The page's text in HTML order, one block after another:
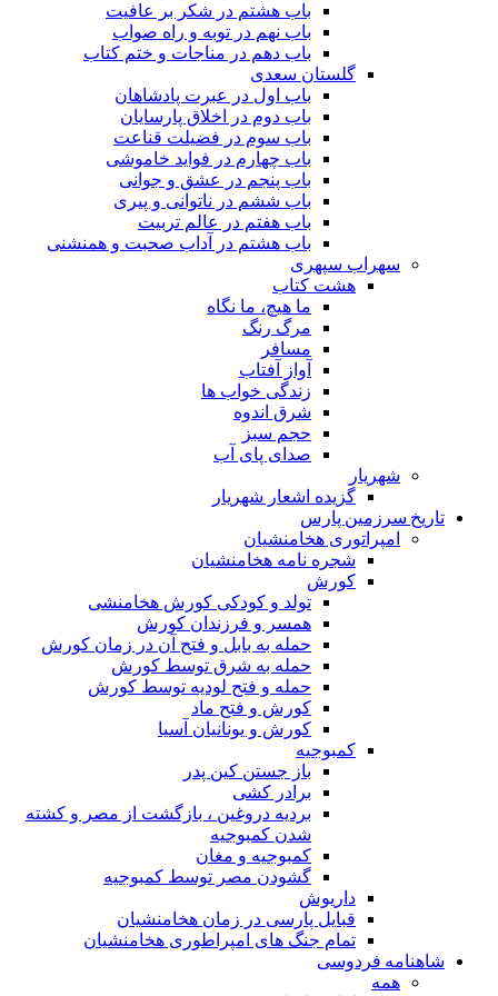
باب هشتم در شکر بر عافیت
باب نهم در توبه و راه صواب
باب دهم در مناجات و ختم کتاب
گلستان سعدی
باب اول در عبرت پادشاهان
باب دوم در اخلاق پارسایان
باب سوم در فضیلت قناعت
باب چهارم در فواید خاموشى
باب پنجم در عشق و جوانى
باب ششم در ناتوانى و پیرى
باب هفتم در عالم تربیت
باب هشتم در آداب صحبت و همنشنى
سهراب سپهری
هشت کتاب
ما هیچ، ما نگاه
مرگ رنگ
مسافر
آواز آفتاب
زندگی خواب ها
شرق اندوه
حجم سبز
صدای پای آب
شهریار
گزیده اشعار شهریار
تاریخ سرزمین پارس
امپراتوری هخامنشیان
شجره نامه هخامنشیان
کورش
تولد و کودکی کورش هخامنشی
همسر و فرزندان کورش
حمله به بابل و فتح آن در زمان کورش
حمله به شرق توسط کورش
حمله و فتح لودیه توسط کورش
کورش و فتح ماد
کورش و یونانیان آسیا
کمبوجیه
باز جستن کین پدر
برادر کشی
بردیه دروغین ، بازگشت از مصر و کشته
شدن کمبوجیه
کمبوجیه و مغان
گشودن مصر توسط کمبوجیه
داریوش
قبایل پارسی در زمان هخامنشیان
تمام جنگ های امپراطوری هخامنشیان
شاهنامه فردوسی
همه